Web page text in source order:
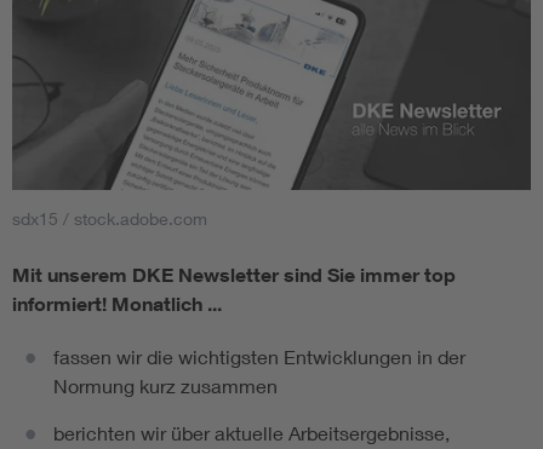
sdx15 / stock.adobe.com
Mit unserem DKE Newsletter sind Sie immer top
informiert! Monatlich ...
fassen wir die wichtigsten Entwicklungen in der
Normung kurz zusammen
berichten wir über aktuelle Arbeitsergebnisse,